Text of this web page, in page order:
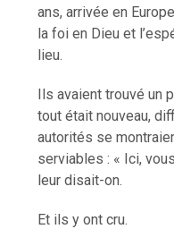
ans, arrivée en
la foi en Dieu et
lieu.
Ils avaient trouvé un
tout était nouveau,
autorités se
serviables : « Ici,
leur disait-on.
Et ils y ont cru.